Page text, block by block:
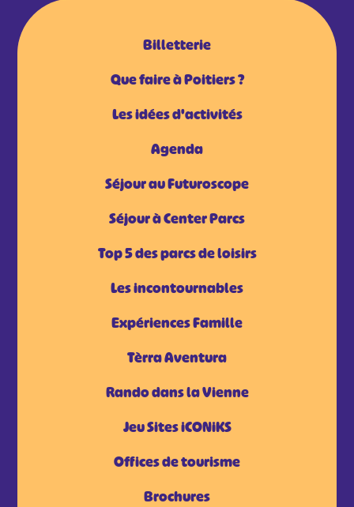
Billetterie
Que faire à Poitiers ?
Les idées d'activités
Agenda
Séjour au Futuroscope
Séjour à Center Parcs
Top 5 des parcs de loisirs
Les incontournables
Expériences Famille
Tèrra Aventura
Rando dans la Vienne
Jeu Sites iCONiKS
Offices de tourisme
Brochures